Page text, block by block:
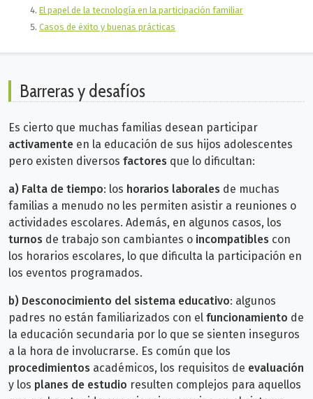
El papel de la tecnología en la participación familiar
Casos de éxito y buenas prácticas
Barreras y desafíos
Es cierto que muchas familias desean participar
activamente en la educación de sus hijos adolescentes
pero existen diversos factores que lo dificultan:
a) Falta de tiempo: los horarios laborales de muchas
familias a menudo no les permiten asistir a reuniones o
actividades escolares. Además, en algunos casos, los
turnos de trabajo son cambiantes o incompatibles con
los horarios escolares, lo que dificulta la participación en
los eventos programados.
b) Desconocimiento del sistema educativo: algunos
padres no están familiarizados con el funcionamiento de
la educación secundaria por lo que se sienten inseguros
a la hora de involucrarse. Es común que los
procedimientos académicos, los requisitos de evaluación
y los planes de estudio resulten complejos para aquellos